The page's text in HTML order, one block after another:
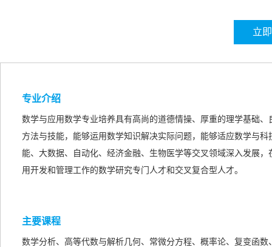
立
专业介绍
数学与应用数学专业培养具有高尚的道德情操、厚重的理学基础
方法与技能，能够运用数学知识解决实际问题，能够适应数学与
能、大数据、自动化、经济金融、生物医学等交叉领域深入发展
用开发和管理工作的数学研究专门人才和交叉复合型人才。
主要课程
数学分析、高等代数与解析几何、常微分方程、概率论、复变函